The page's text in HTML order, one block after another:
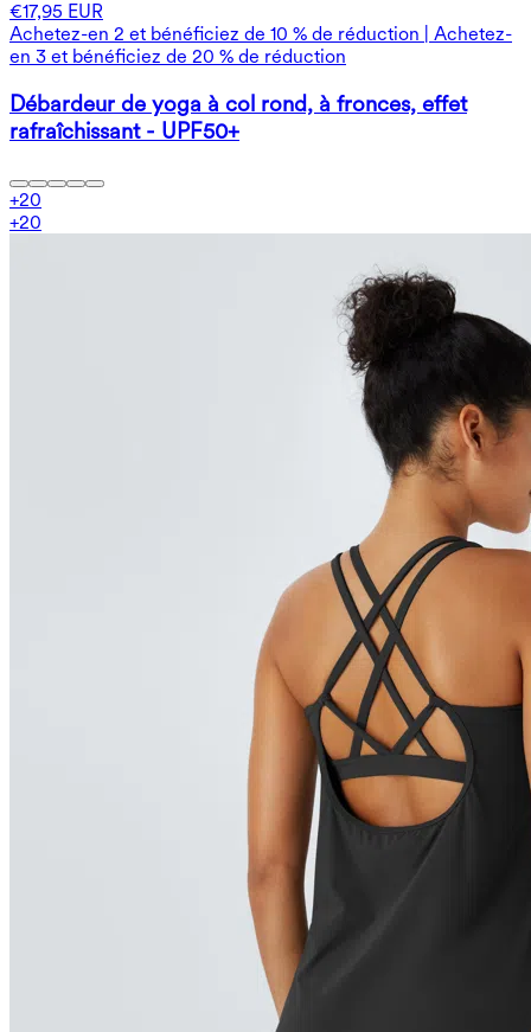
€17,95 EUR
Achetez-en 2 et bénéficiez de 10 % de réduction | Achetez-
en 3 et bénéficiez de 20 % de réduction
Débardeur de yoga à col rond, à fronces, effet
rafraîchissant - UPF50+
+20
+20